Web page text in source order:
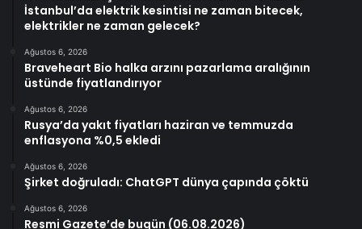
İstanbul’da elektrik kesintisi ne zaman bitecek,
elektrikler ne zaman gelecek?
Ağustos 6, 2026
Braveheart Bio halka arzını pazarlama aralığının
üstünde fiyatlandırıyor
Ağustos 6, 2026
Rusya’da yakıt fiyatları haziran ve temmuzda
enflasyona %0,5 ekledi
Ağustos 6, 2026
Şirket doğruladı: ChatGPT dünya çapında çöktü
Ağustos 6, 2026
Resmi Gazete’de bugün (06.08.2026)